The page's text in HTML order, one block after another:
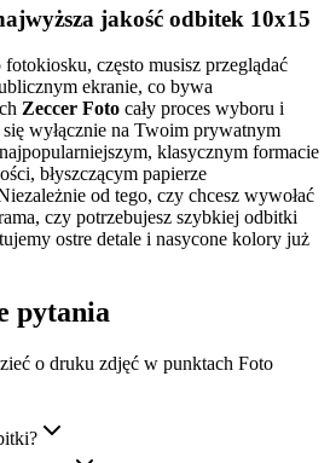
jakość odbitek 10x15
często musisz przeglądać
ekranie, co bywa
Zeccer Foto cały proces wyboru i
wyłącznie na Twoim prywatnym
klasycznym formacie
błyszczącym papierze
od tego, czy chcesz wywołać
czy potrzebujesz szybkiej odbitki
ostre detale i nasycone kolory już
pytania
o druku zdjęć w punktach Foto